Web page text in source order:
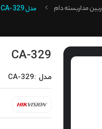
مداربسته دام مدلCA-329
CA-329
مدل :CA-329